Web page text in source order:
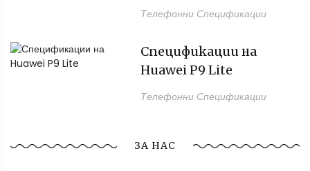
Телефонни Спецификации
Спецификации на
Huawei P9 Lite
Телефонни Спецификации
ЗА НАС